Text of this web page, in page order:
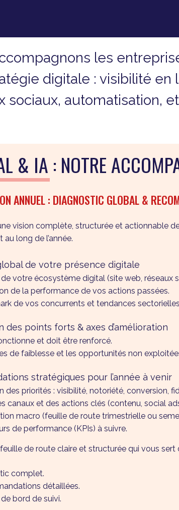
les
digitale : visibilité
sociaux, automatisation,
& IA : NOTRE
ANNUEL : DIAGNOSTIC GLOBAL &
vision complète, structurée et actionnable
long de l’année.
de votre présence digitale
votre écosystème digital (site web, réseaux
de la performance de vos actions passées.
de vos concurrents et tendances
des points forts & axes d’amélioration
et doit être renforcé.
de faiblesse et les opportunités non
stratégiques pour l’année à venir
des priorités : visibilité, notoriété, conversion,
canaux et des actions clés (contenu, social
macro (feuille de route trimestrielle ou
de performance (KPIs) à suivre.
de route claire et structurée qui vous sert
complet.
détaillées.
bord de suivi.